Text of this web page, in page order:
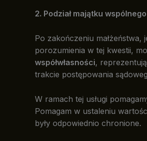
2. Podział majątku
Po zakończeniu
porozumienia w tej kwestii,
współwłasności,
trakcie postępowania
W ramach tej usługi
Pomagam w ustaleniu
były odpowiednio chronione.